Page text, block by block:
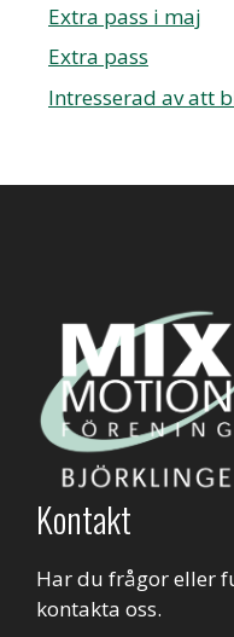
Extra pass i maj
Extra pass
Intresserad av att
Kontakt
Har du frågor eller
kontakta oss.